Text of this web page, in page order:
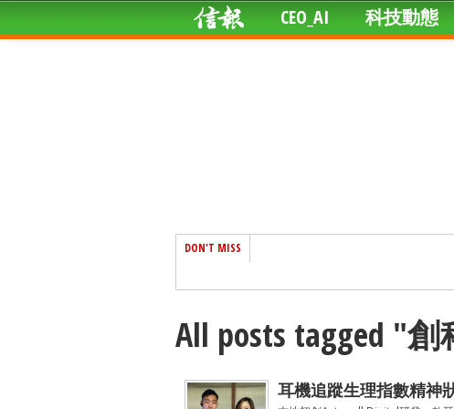
CEO_AI 科技動態
DON'T MISS
All posts tagged "創
耳機追蹤生理指數精神